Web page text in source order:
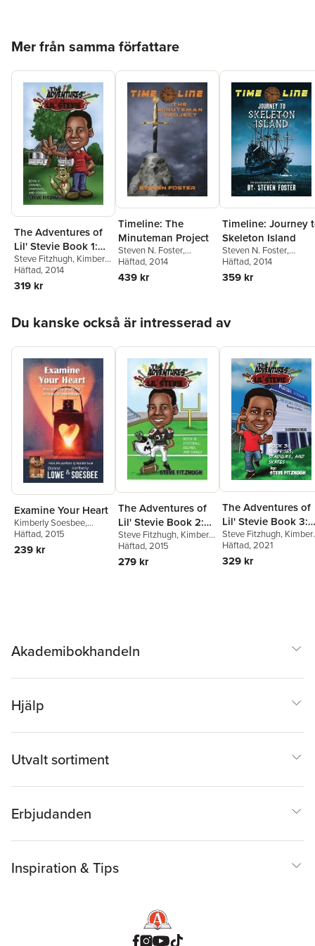
Mer från samma författare
The Adventures of
Lil' Stevie Book 1:
Canines, Campouts,
and Cousins
Steve Fitzhugh, Kimberly
Soesbee
Häftad, 2014
319 kr
Timeline: The
Minuteman Project
Steven N. Foster,
Kimberly Soesbee
Häftad, 2014
439 kr
Timeline: Journey
Skeleton Island
Steven N. Foster,
Kimberly Soesbee
Häftad, 2014
359 kr
Du kanske också är intresserad av
Examine Your Heart
Kimberly Soesbee,
Donna Lowe
Häftad, 2015
239 kr
The Adventures of
Lil' Stevie Book 2:
Football, Felines,
and Family
Steve Fitzhugh, Kimberly
Soesbee
Häftad, 2015
279 kr
The Adventures of
Lil' Stevie Book 3:
Surprises,
and Skates
Steve Fitzhugh,
Soesbee
Häftad, 2021
329 kr
Akademibokhandeln
Hjälp
Utvalt sortiment
Erbjudanden
Inspiration & Tips